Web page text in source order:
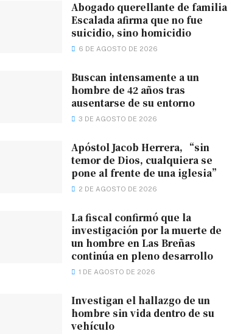
Abogado querellante de familia
Escalada afirma que no fue
suicidio, sino homicidio
6 DE AGOSTO DE 2026
Buscan intensamente a un
hombre de 42 años tras
ausentarse de su entorno
3 DE AGOSTO DE 2026
Apóstol Jacob Herrera, “sin
temor de Dios, cualquiera se
pone al frente de una iglesia”
2 DE AGOSTO DE 2026
La fiscal confirmó que la
investigación por la muerte de
un hombre en Las Breñas
continúa en pleno desarrollo
1 DE AGOSTO DE 2026
Investigan el hallazgo de un
hombre sin vida dentro de su
vehículo